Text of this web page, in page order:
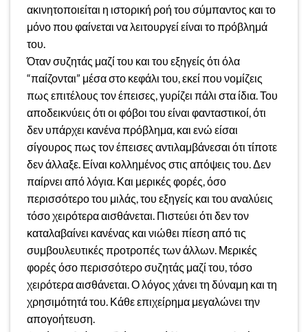
ακινητοποιείται η ιστορική ροή του σύμπαντος και το
μόνο που φαίνεται να λειτουργεί είναι το πρόβλημά
του.
Όταν συζητάς μαζί του και του εξηγείς ότι όλα
“παίζονται” μέσα στο κεφάλι του, εκεί που νομίζεις
πως επιτέλους τον έπεισες, γυρίζει πάλι στα ίδια. Του
αποδεικνύεις ότι οι φόβοι του είναι φανταστικοί, ότι
δεν υπάρχει κανένα πρόβλημα, και ενώ είσαι
σίγουρος πως τον έπεισες αντιλαμβάνεσαι ότι τίποτε
δεν άλλαξε. Είναι κολλημένος στις απόψεις του. Δεν
παίρνει από λόγια. Και μερικές φορές, όσο
περισσότερο του μιλάς, του εξηγείς και του αναλύεις
τόσο χειρότερα αισθάνεται. Πιστεύει ότι δεν τον
καταλαβαίνει κανένας και νιώθει πίεση από τις
συμβουλευτικές προτροπές των άλλων. Μερικές
φορές όσο περισσότερο συζητάς μαζί του, τόσο
χειρότερα αισθάνεται. Ο λόγος χάνει τη δύναμη και τη
χρησιμότητά του. Κάθε επιχείρημα μεγαλώνει την
απογοήτευση.